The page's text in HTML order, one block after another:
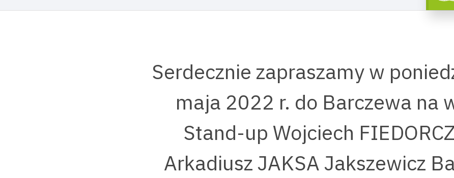
Serdecznie zapraszamy w
maja 2022 r. do Barczewa na
Stand-up Wojciech
Arkadiusz JAKSA Jakszewicz